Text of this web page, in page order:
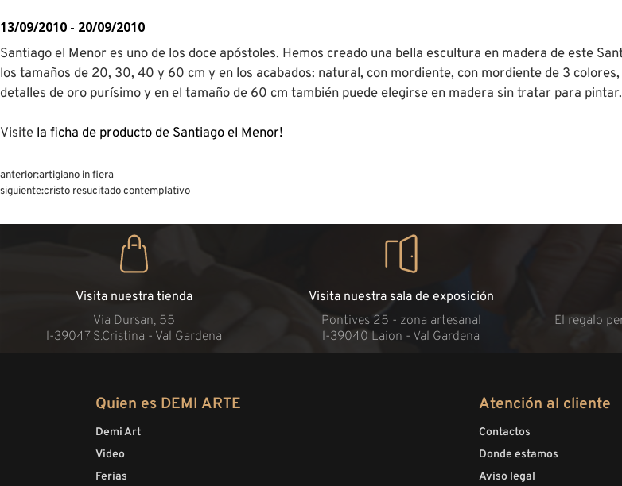
13/09/2010 - 20/09/2010
Santiago el Menor es uno de los doce apóstoles. Hemos creado una bella escultura en madera de este
los tamaños de 20, 30, 40 y 60 cm y en los acabados: natural, con mordiente, con mordiente de 3
detalles de oro purísimo y en el tamaño de 60 cm también puede elegirse en madera sin tratar para pintar.
Visite la ficha de producto de Santiago el Menor!
anterior:artigiano in fiera
siguiente:cristo resucitado contemplativo
Visita nuestra tienda
Via Dursan, 55
l-39047 S.Cristina - Val Gardena
Visita nuestra sala de exposición
Pontives 25 - zona artesanal
l-39040 Laion - Val Gardena
El regalo
Quien es DEMI ARTE
Demi Art
Video
Ferias
Atención al cliente
Contactos
Donde estamos
Aviso legal